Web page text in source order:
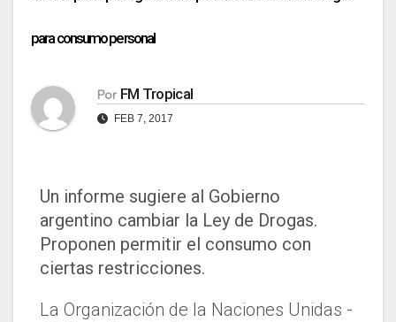
para consumo personal
Por FM Tropical
FEB 7, 2017
Un informe sugiere al Gobierno
argentino cambiar la Ley de Drogas.
Proponen permitir el consumo con
ciertas restricciones.
La Organización de la Naciones Unidas -